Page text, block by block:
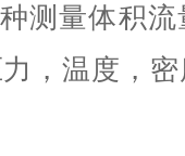
测量体积
，温度，